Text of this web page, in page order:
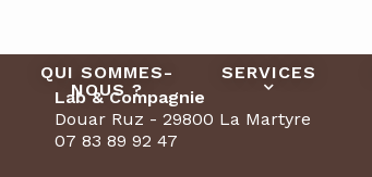
QUI SOMMES-
NOUS ?
SERVICES
Lab & Compagnie
Douar Ruz - 29800 La Martyre
07 83 89 92 47